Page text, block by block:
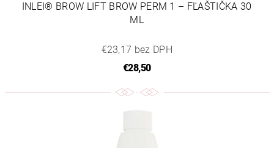
INLEI® BROW LIFT BROW PERM 1 – FĽAŠTIČKA 30
ML
€23,17 bez DPH
€28,50